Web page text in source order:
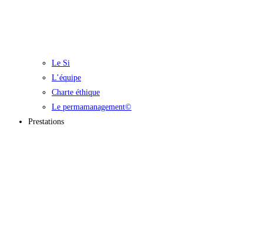
Le Si
L’équipe
Charte éthique
Le permamanagement©
Prestations